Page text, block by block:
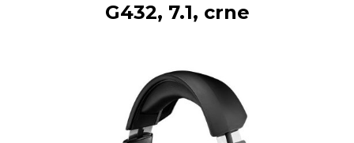
G432, 7.1, crne